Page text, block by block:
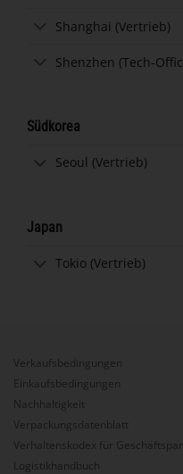
Shanghai (Vertrieb)
Shenzhen (Tech-
Südkorea
Seoul (Vertrieb)
Japan
Tokio (Vertrieb)
Verkaufsbedingungen
Einkaufsbedingungen
Nachhaltigkeit
Verpackungsdatenblatt
Verhaltenskodex für
Logistikhandbuch